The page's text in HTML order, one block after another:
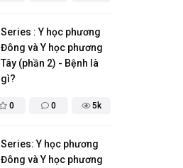
0 0 5k
Series : Y học phương
Đông và Y học phương
Tây (phần 2) - Bệnh là
gì?
Series: Y học phương
Đông và Y học phương